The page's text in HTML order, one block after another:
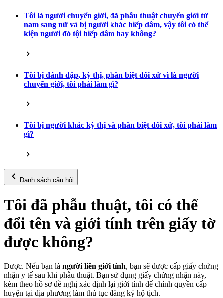
Tôi là người chuyển giới, đã phẫu thuật chuyển giới từ
nam sang nữ và bị người khác hiếp dâm, vậy tôi có thể
kiện người đó tội hiếp dâm hay không?
Tôi bị đánh đập, kỳ thị, phân biệt đối xử vì là người
chuyển giới, tôi phải làm gì?
Tôi bị người khác kỳ thị và phân biệt đối xử, tôi phải làm
gì?
Danh sách câu hỏi
Tôi đã phẫu thuật, tôi có thể
đổi tên và giới tính trên giấy tờ
được không?
Được. Nếu bạn là người liên giới tính, bạn sẽ được cấp giấy chứng
nhận y tế sau khi phẫu thuật. Bạn sử dụng giấy chứng nhận này,
kèm theo hồ sơ đề nghị xác định lại giới tính để chính quyền cấp
huyện tại địa phương làm thủ tục đăng ký hộ tịch.